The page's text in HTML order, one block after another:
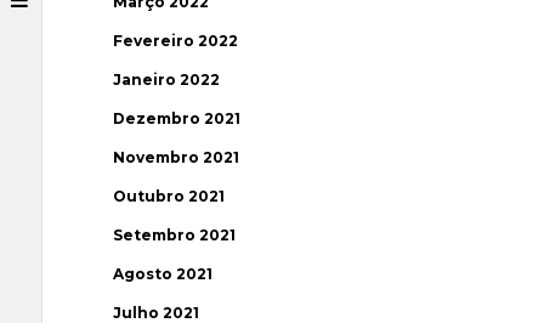
Fevereiro 2022
Janeiro 2022
Dezembro 2021
Novembro 2021
Outubro 2021
Setembro 2021
Agosto 2021
Julho 2021